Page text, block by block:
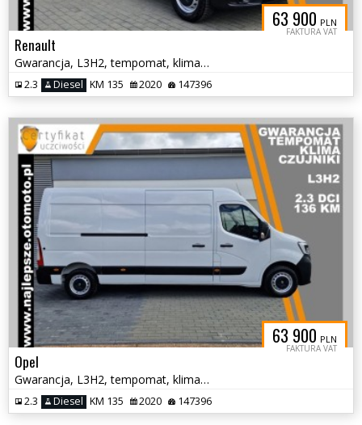
63 900 PLN
FAKTURA VAT
Renault
Gwarancja, L3H2, tempomat, klima, czujniki
2.3 Diesel KM 135 2020 147396
63 900 PLN
FAKTURA VAT
Opel
Gwarancja, L3H2, tempomat, klima, czujniki
2.3 Diesel KM 135 2020 147396